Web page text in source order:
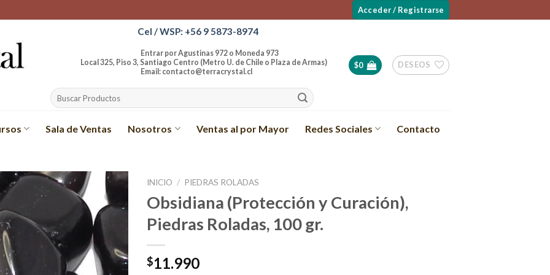
Acceder / Registrarse
Cel / WSP: +56 9 5873-8974
Entrar por Agustinas 972 o Moneda 973
Local 325, Piso 3, Santiago Centro (Metro U. de Chile o Plaza de Armas)
Email: contacto@terracrystal.cl
Buscar
por:
$0 DESEOS
Sala de Ventas Nosotros Ventas al por Mayor Redes Sociales Contacto
Añadir
a la
lista de
deseos
INICIO / PIEDRAS ROLADAS
Obsidiana (Protección y Curación),
Piedras Roladas, 100 gr.
$11.990